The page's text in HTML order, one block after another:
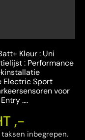
Kleur : Uni
: Performance
Electric Sport
voor
….
,-
inbegrepen.